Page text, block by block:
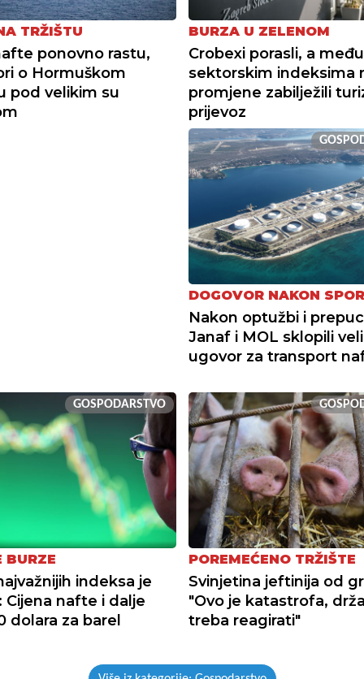
TRŽIŠTU
ponovno rastu,
o Hormuškom
pod velikim su
BURZA U ZELENOM
Crobexi porasli, a među
sektorskim indeksima
promjene zabilježili
prijevoz
DOGOVOR NAKON
Nakon optužbi i
Janaf i MOL sklopili
ugovor za transport
GOSPODARSTVO
BURZE
indeksa je
Cijena nafte i dalje
dolara za barel
POREMEĆENO TRŽIŠTE
Svinjetina jeftinija od
"Ovo je katastrofa,
treba reagirati"